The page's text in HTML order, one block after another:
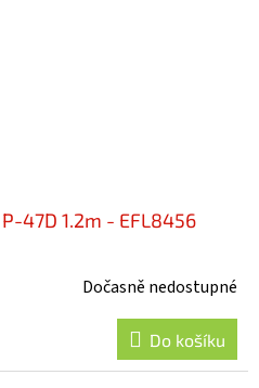
47D 1.2m - EFL8456
Dočasně nedostupné
Do košíku